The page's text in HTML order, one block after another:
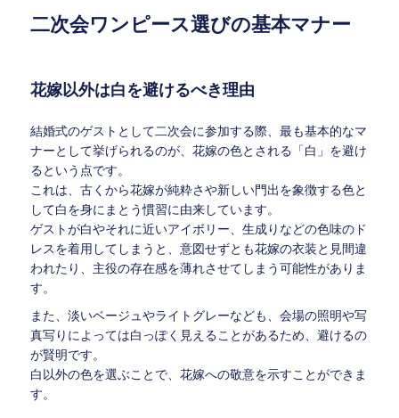
二次会ワンピース選びの基本マナー
花嫁以外は白を避けるべき理由
結婚式のゲストとして二次会に参加する際、最も基本的なマ
ナーとして挙げられるのが、花嫁の色とされる「白」を避け
るという点です。
これは、古くから花嫁が純粋さや新しい門出を象徴する色と
して白を身にまとう慣習に由来しています。
ゲストが白やそれに近いアイボリー、生成りなどの色味のド
レスを着用してしまうと、意図せずとも花嫁の衣装と見間違
われたり、主役の存在感を薄れさせてしまう可能性がありま
す。
また、淡いベージュやライトグレーなども、会場の照明や写
真写りによっては白っぽく見えることがあるため、避けるの
が賢明です。
白以外の色を選ぶことで、花嫁への敬意を示すことができま
す。